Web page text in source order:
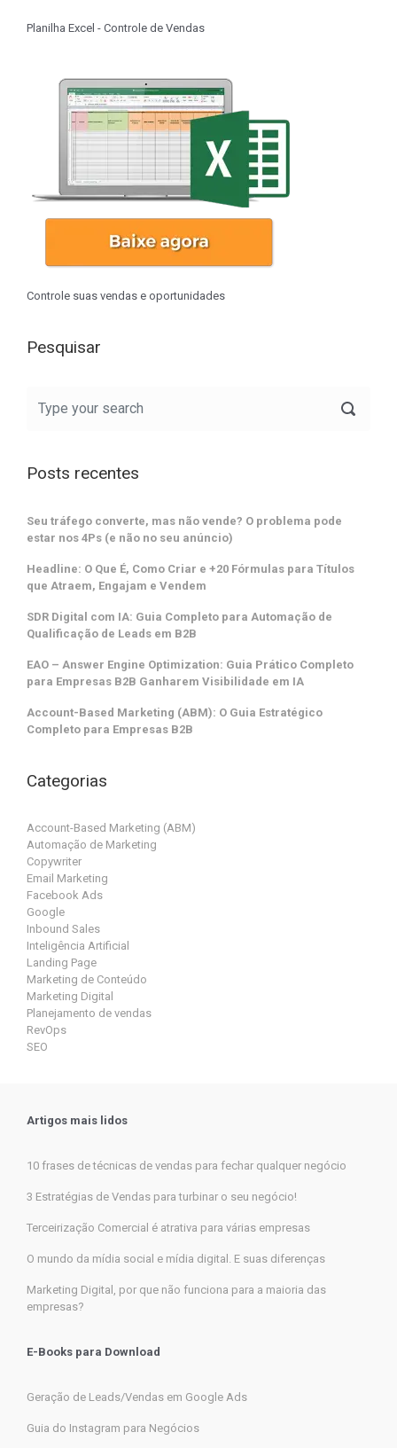
Planilha Excel - Controle de Vendas
Controle suas vendas e oportunidades
Pesquisar
Posts recentes
Seu tráfego converte, mas não vende? O problema pode
estar nos 4Ps (e não no seu anúncio)
Headline: O Que É, Como Criar e +20 Fórmulas para Títulos
que Atraem, Engajam e Vendem
SDR Digital com IA: Guia Completo para Automação de
Qualificação de Leads em B2B
EAO – Answer Engine Optimization: Guia Prático Completo
para Empresas B2B Ganharem Visibilidade em IA
Account-Based Marketing (ABM): O Guia Estratégico
Completo para Empresas B2B
Categorias
Account-Based Marketing (ABM)
Automação de Marketing
Copywriter
Email Marketing
Facebook Ads
Google
Inbound Sales
Inteligência Artificial
Landing Page
Marketing de Conteúdo
Marketing Digital
Planejamento de vendas
RevOps
SEO
Artigos mais lidos
10 frases de técnicas de vendas para fechar qualquer negócio
3 Estratégias de Vendas para turbinar o seu negócio!
Terceirização Comercial é atrativa para várias empresas
O mundo da mídia social e mídia digital. E suas diferenças
Marketing Digital, por que não funciona para a maioria das
empresas?
E-Books para Download
Geração de Leads/Vendas em Google Ads
Guia do Instagram para Negócios